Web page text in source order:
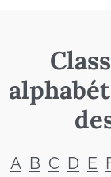
A B C D E